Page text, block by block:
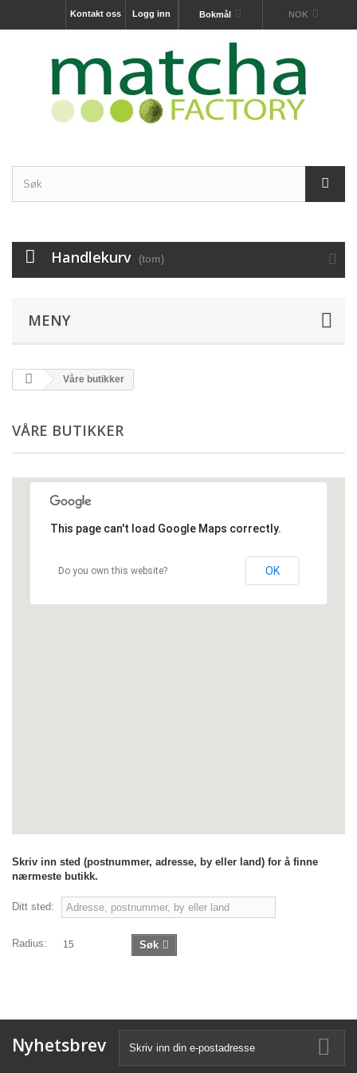
NOK
Bokmål
Logg inn
Kontakt oss
Handlekurv (tom)
MENY
Våre butikker
VÅRE BUTIKKER
This page can't load Google Maps correctly.
Do you own this website? OK
Skriv inn sted (postnummer, adresse, by eller land) for å finne
nærmeste butikk.
Ditt sted:
Radius: 15 Søk
Nyhetsbrev